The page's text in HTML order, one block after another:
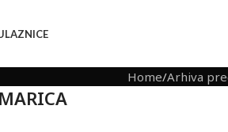
Home/Arhiva